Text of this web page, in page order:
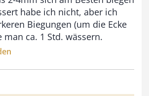
habe ich nicht, aber ich
Biegungen (um die Ecke
man ca. 1 Std. wässern.